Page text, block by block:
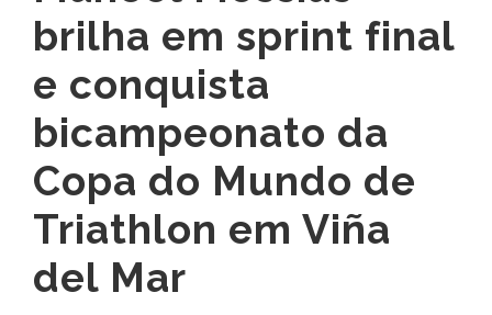
brilha em sprint final
e conquista
bicampeonato da
Copa do Mundo de
Triathlon em Viña
del Mar